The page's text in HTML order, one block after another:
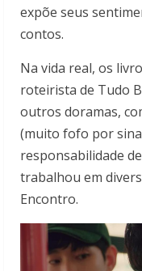
expõe seus
contos.
Na vida real, os
roteirista de Tudo
outros doramas,
(muito fofo por
responsabilidade
trabalhou em
Encontro.